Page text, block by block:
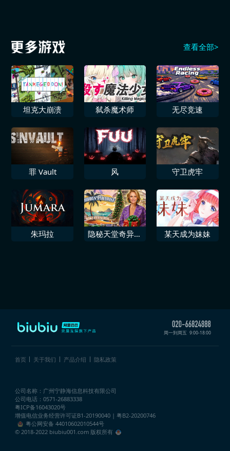
查看全部>
坦克大崩溃 弑杀魔术师 无尽竞速
罪 Vault 风 守卫虎牢
朱玛拉
隐秘天堂奇异果
某天成为妹妹
周一到周五 9:00-18:00
首页 关于我们 产品介绍 隐私政策
公司名称：广州宁静海信息科技有限公司
公司电话：0571-26883338
粤ICP备16043020号
增值电信业务经营许可证B1-20190040 | 粤B2-20200746
粤公网安备 44010602010544号
© 2018-2022 biubiu001.com 版权所有